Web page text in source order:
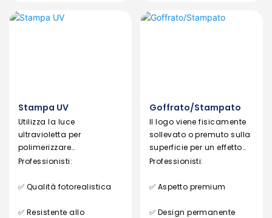
Stampa UV
Utilizza la luce
ultravioletta per
polimerizzare
direttamente l'inchiostro,
colori
Professionisti:
✅ Qualità fotorealistica
✅ Resistente allo
Goffrato/Stampato
Il logo viene fisicamente
sollevato o premuto sulla
superficie per un effetto
tattile
Professionisti:
✅ Aspetto premium
✅ Design permanente